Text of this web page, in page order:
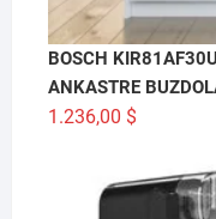
BOSCH
ANKASTRE
1.236,00 $